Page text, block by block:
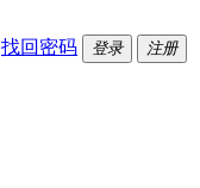
找回密码 登录 注册